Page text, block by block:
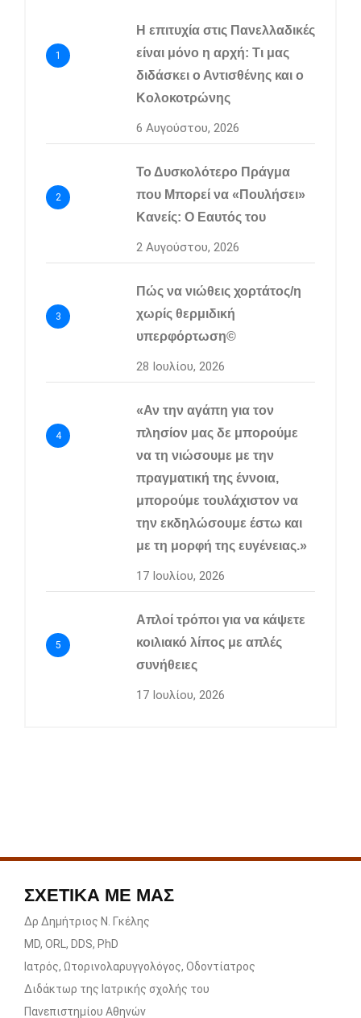
1
Η επιτυχία στις Πανελλαδικές
είναι μόνο η αρχή: Τι μας
διδάσκει ο Αντισθένης και ο
Κολοκοτρώνης
6 Αυγούστου, 2026
2
Το Δυσκολότερο Πράγμα
που Μπορεί να «Πουλήσει»
Κανείς: Ο Εαυτός του
2 Αυγούστου, 2026
3
Πώς να νιώθεις χορτάτος/η
χωρίς θερμιδική
υπερφόρτωση©
28 Ιουλίου, 2026
4
«Αν την αγάπη για τον
πλησίον μας δε μπορούμε
να τη νιώσουμε με την
πραγματική της έννοια,
μπορούμε τουλάχιστον να
την εκδηλώσουμε έστω και
με τη μορφή της ευγένειας.»
17 Ιουλίου, 2026
5
Απλοί τρόποι για να κάψετε
κοιλιακό λίπος με απλές
συνήθειες
17 Ιουλίου, 2026
ΣΧΕΤΙΚΑ ΜΕ ΜΑΣ
Δρ Δημήτριος Ν. Γκέλης
MD, ORL, DDS, PhD
Ιατρός, Ωτορινολαρυγγολόγος, Οδοντίατρος
Διδάκτωρ της Ιατρικής σχολής του
Πανεπιστημίου Αθηνών